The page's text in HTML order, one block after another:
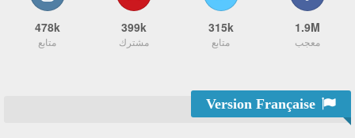
1.9M
معجب
315k
متابع
399k
مشترك
478k
متابع